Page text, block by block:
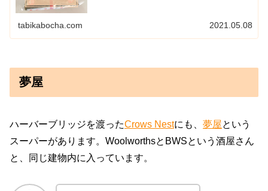
tabikabocha.com 2021.05.08
夢屋
ハーバーブリッジを渡ったCrows Nestにも、 夢屋という
スーパーがあります。WoolworthsとBWSという酒屋さん
と、同じ建物内に入っています。